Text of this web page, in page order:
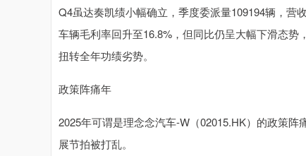
Q4虽达奏凯绩小幅确立，季度委派量109194辆，营
车辆毛利率回升至16.8%，但同比仍呈大幅下滑态
扭转全年功绩劣势。
政策阵痛年
2025年可谓是理念念汽车-W（02015.HK）的政策
展节拍被打乱。